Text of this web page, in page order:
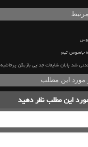
جاسوس تیم
شد پایان شایعات جدایی بازیکن پرحاشیه
مورد این مطلب
این مطلبنظر دهید